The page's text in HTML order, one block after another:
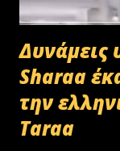
Δυνάμεις
Sharaa
την
Taraa